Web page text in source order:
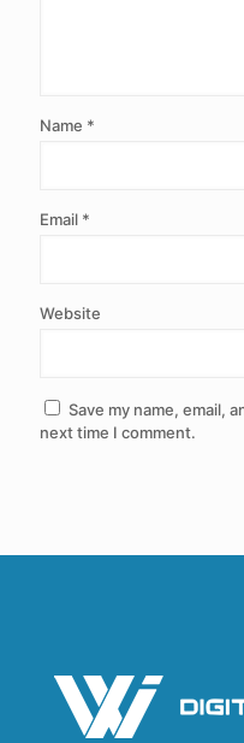
Name *
Email *
Website
Save my name, email,
next time I comment.